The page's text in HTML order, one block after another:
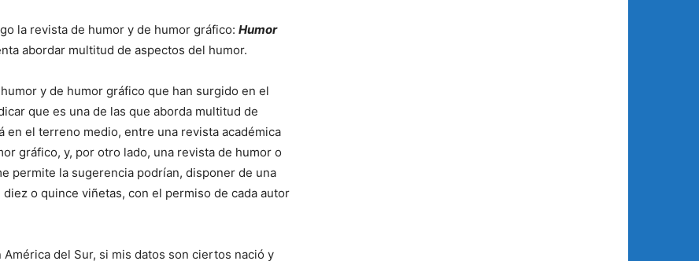
la revista de humor y de humor gráfico: Humor
abordar multitud de aspectos del humor.
y de humor gráfico que han surgido en el
que es una de las que aborda multitud de
en el terreno medio, entre una revista académica
gráfico, y, por otro lado, una revista de humor o
permite la sugerencia podrían, disponer de una
o quince viñetas, con el permiso de cada autor
del Sur, si mis datos son ciertos nació y